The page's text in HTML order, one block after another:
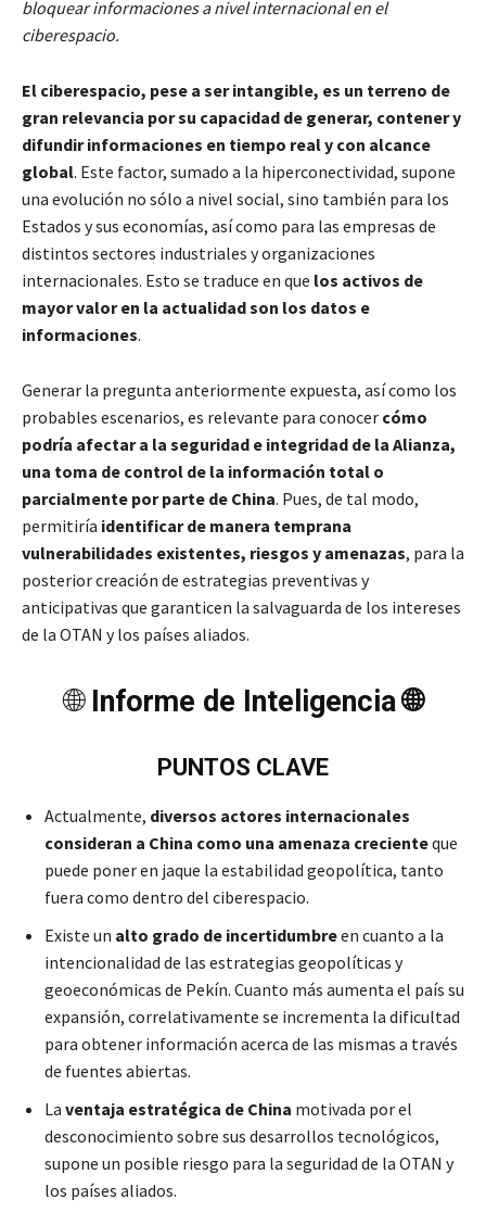
bloquear informaciones a nivel internacional en el
ciberespacio.
El ciberespacio, pese a ser intangible, es un terreno de
gran relevancia por su capacidad de generar, contener y
difundir informaciones en tiempo real y con alcance
global. Este factor, sumado a la hiperconectividad, supone
una evolución no sólo a nivel social, sino también para los
Estados y sus economías, así como para las empresas de
distintos sectores industriales y organizaciones
internacionales. Esto se traduce en que los activos de
mayor valor en la actualidad son los datos e
informaciones.
Generar la pregunta anteriormente expuesta, así como los
probables escenarios, es relevante para conocer cómo
podría afectar a la seguridad e integridad de la Alianza,
una toma de control de la información total o
parcialmente por parte de China. Pues, de tal modo,
permitiría identificar de manera temprana
vulnerabilidades existentes, riesgos y amenazas, para la
posterior creación de estrategias preventivas y
anticipativas que garanticen la salvaguarda de los intereses
de la OTAN y los países aliados.
🌐 Informe de Inteligencia 🌐
PUNTOS CLAVE
Actualmente, diversos actores internacionales
consideran a China como una amenaza crecienteque
puede poner en jaque la estabilidad geopolítica, tanto
fuera como dentro del ciberespacio.
Existe un alto grado de incertidumbreen cuanto a la
intencionalidad de las estrategias geopolíticas y
geoeconómicas de Pekín. Cuanto más aumenta el país su
expansión, correlativamente se incrementa la dificultad
para obtener información acerca de las mismas a través
de fuentes abiertas.
La ventaja estratégica de China motivada por el
desconocimiento sobre sus desarrollos tecnológicos,
supone un posible riesgo para la seguridad de la OTAN y
los países aliados.